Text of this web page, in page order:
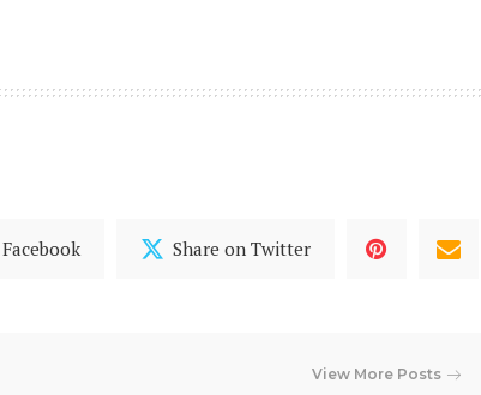
Share on Twitter
View More Posts